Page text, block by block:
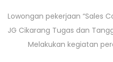
s
t
Lowongan pekerjaan “Sales
JG Cikarang Tugas dan
Melakukan kegiatan